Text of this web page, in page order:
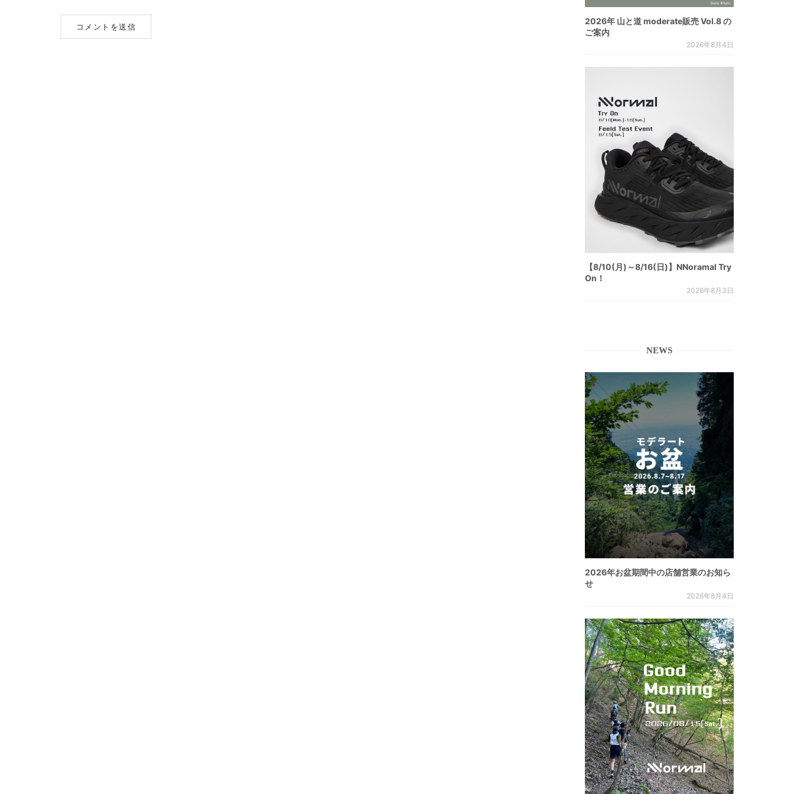
2026年 山と道 moderate販売 Vol.8 の
ご案内
2026年8月4日
【8/10(月)～8/16(日)】NNoramal Try
On！
2026年8月3日
NEWS
2026年お盆期間中の店舗営業のお知ら
せ
2026年8月4日